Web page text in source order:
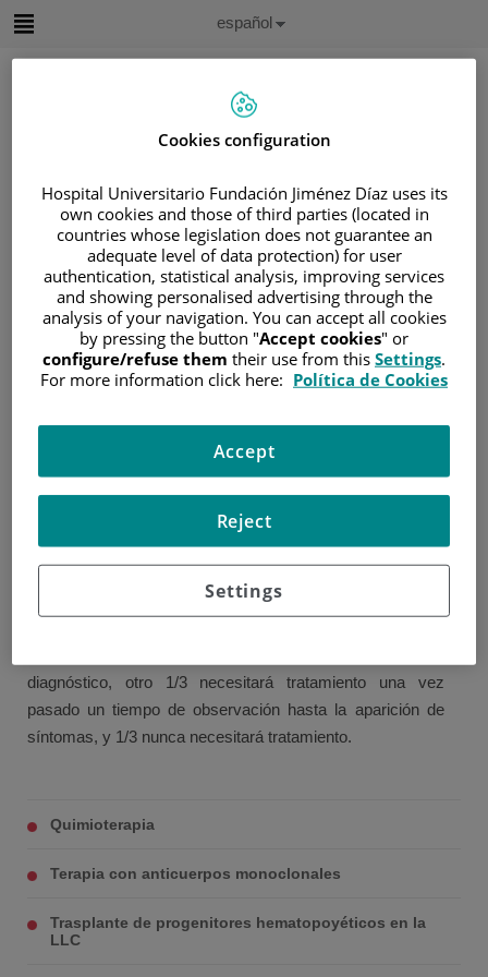
Saltar
Selector
de
idioma
Idioma
Español
Inicio/ÁREA DEL PACIENTE
/SOBRE EL CÁNCER
/INFORMACIÓN Y SOPORTE AL PACIENTE
TIPOS DE CÁNCER
/ÁREA DE NEOPLASIAS HEMATOLÓGICAS
/LINFOMAS/LINFOMA NO HODGKIN
TRATAMIENTO DE LA LLC
Tratamiento de la LLC
No todos los pacientes diagnosticados de LLC van a ser
tratados al diagnóstico, sino que el tratamiento va a
depender de la evolución de la enfermedad y de las
diagnóstico, otro 1/3 necesitará tratamiento una vez
pasado un tiempo de observación hasta la aparición de
síntomas, y 1/3 nunca necesitará tratamiento.
Quimioterapia
Terapia con anticuerpos monoclonales
Trasplante de progenitores hematopoyéticos en la
LLC
Cookies configuration
Hospital Universitario Fundación Jiménez Díaz uses its
own cookies and those of third parties (located in
countries whose legislation does not guarantee an
adequate level of data protection) for user
authentication, statistical analysis, improving services
and showing personalised advertising through the
analysis of your navigation. You can accept all cookies
by pressing the button "Accept cookies" or
configure/refuse them their use from this Settings.
For more information click here: Política de Cookies
Settings
Reject
Accept